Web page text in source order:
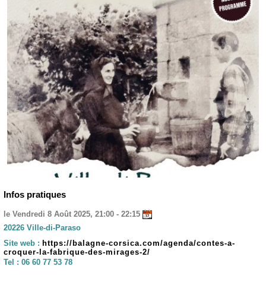
Infos pratiques
le Vendredi 8 Août 2025, 21:00 - 22:15
20226 Ville-di-Paraso
Site web : https://balagne-corsica.com/agenda/contes-a-
croquer-la-fabrique-des-mirages-2/
Tel : 06 60 77 53 78